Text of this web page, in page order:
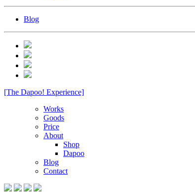
Blog
[The Dapoo! Experience]
Works
Goods
Price
About
Shop
Dapoo
Blog
Contact